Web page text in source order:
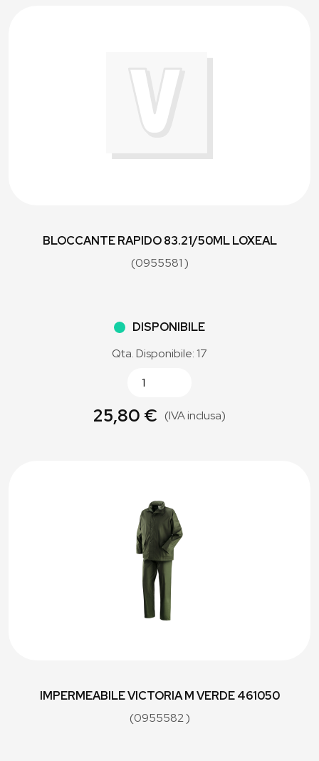
BLOCCANTE RAPIDO 83.21/50ML LOXEAL
(0955581 )
DISPONIBILE
Qta. Disponibile: 17
25,80 € (IVA inclusa)
IMPERMEABILE VICTORIA M VERDE 461050
(0955582 )